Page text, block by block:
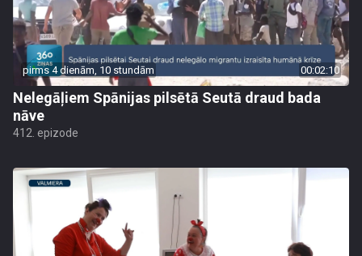
pirms 4 dienām, 10 stundām 00:02:10
Nelegāļiem Spānijas pilsētā Seutā draud bada
nāve
412. epizode